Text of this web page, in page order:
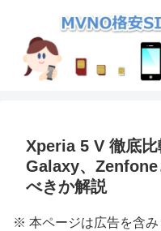
Xperia 5 V 徹底比
Galaxy、Zenfone
べきか解説
※ 本ページは広告を含み